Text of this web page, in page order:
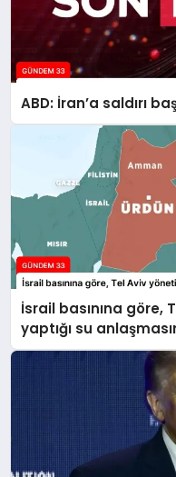
ABD: İran’a saldırı
İsrail basınına göre,
yaptığı su